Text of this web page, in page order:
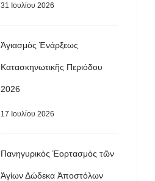
31 Ιουλίου 2026
Ἁγιασμὸς Ἐνάρξεως
Κατασκηνωτικῆς Περιόδου
2026
17 Ιουλίου 2026
Πανηγυρικὸς Ἑορτασμὸς τῶν
Ἁγίων Δώδεκα Ἀποστόλων